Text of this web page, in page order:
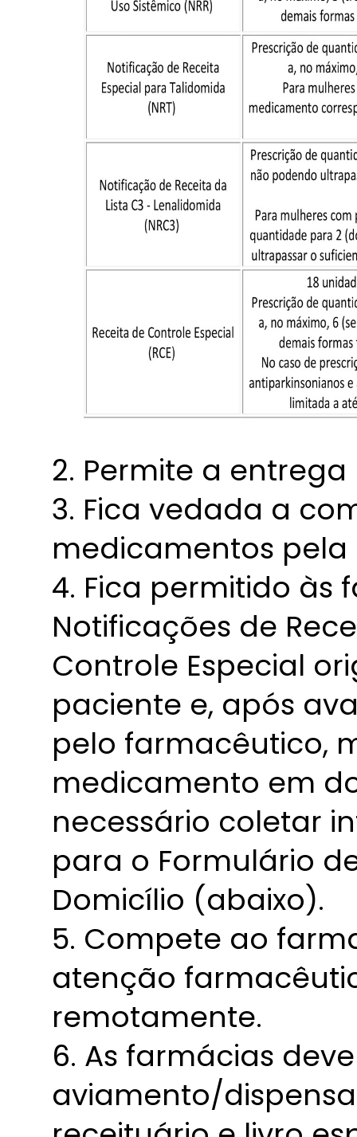
2. Permite a
3. Fica vedada a
medicamentos pela
4. Fica permitido às
Notificações de
Controle Especial
paciente e, após
pelo farmacêutico,
medicamento em
necessário coletar
para o Formulário
Domicílio (abaixo).
5. Compete ao
atenção
remotamente.
6. As farmácias
aviamento/